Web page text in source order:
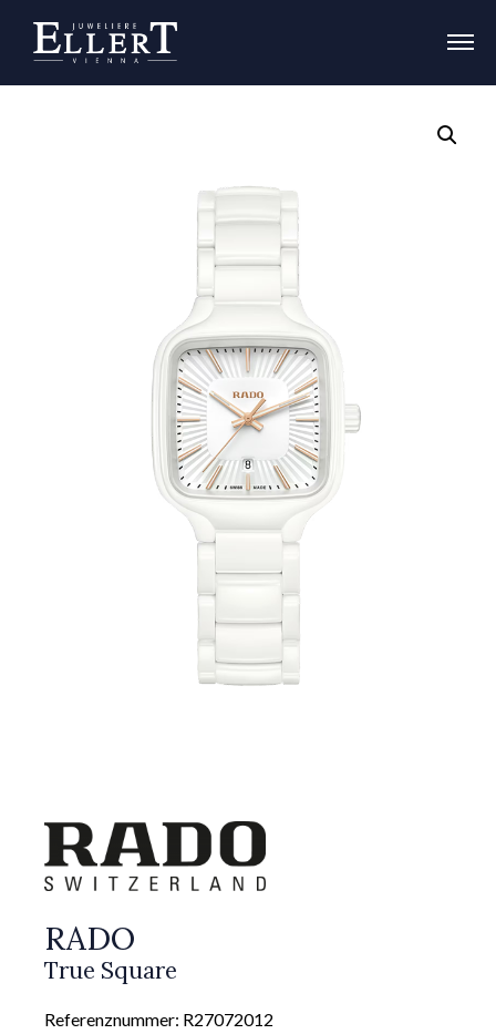
RADO
True Square
Referenznummer: R27072012